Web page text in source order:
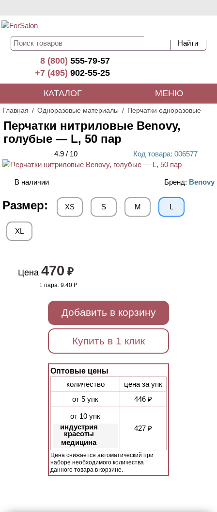
8 (800)555-79-57
+7 (495)902-55-25
КАТАЛОГ МЕНЮ
Главная Одноразовые материалы Перчатки одноразовые
Перчатки нитриловые Benovy,
голубые — L, 50 пар
4.9 / 10 Код товара: 006577
ХИТ
В наличии Бренд: Benovy
Размер: XS S M L
XL
Цена 470 ₽
1 пара:9.40 ₽
Добавить в корзину
Купить в 1 клик
Оптовые цены
количество
цена за упк
от 5 упк
446 ₽
от 10 упк
индустрия
красоты
медицина
427 ₽
Цена снижается автоматический при
наборе необходимого количества
данного товара в корзине.